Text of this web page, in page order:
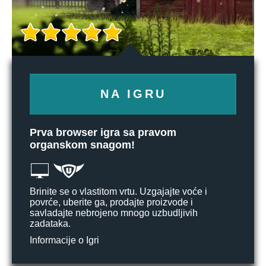
NA IGRU
Prva browser igra sa pravom
organskom snagom!
Brinite se o vlastitom vrtu. Uzgajajte voće i
povrće, uberite ga, prodajte proizvode i
savladajte nebrojeno mnogo uzbudljivih
zadataka.
Informacije o Igri